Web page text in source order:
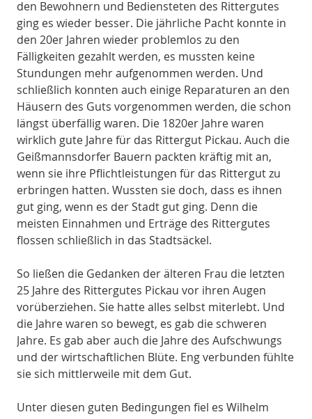
den Bewohnern und Bediensteten des Rittergutes
ging es wieder besser. Die jährliche Pacht konnte in
den 20er Jahren wieder problemlos zu den
Fälligkeiten gezahlt werden, es mussten keine
Stundungen mehr aufgenommen werden. Und
schließlich konnten auch einige Reparaturen an den
Häusern des Guts vorgenommen werden, die schon
längst überfällig waren. Die 1820er Jahre waren
wirklich gute Jahre für das Rittergut Pickau. Auch die
Geißmannsdorfer Bauern packten kräftig mit an,
wenn sie ihre Pflichtleistungen für das Rittergut zu
erbringen hatten. Wussten sie doch, dass es ihnen
gut ging, wenn es der Stadt gut ging. Denn die
meisten Einnahmen und Erträge des Rittergutes
flossen schließlich in das Stadtsäckel.
So ließen die Gedanken der älteren Frau die letzten
25 Jahre des Rittergutes Pickau vor ihren Augen
vorüberziehen. Sie hatte alles selbst miterlebt. Und
die Jahre waren so bewegt, es gab die schweren
Jahre. Es gab aber auch die Jahre des Aufschwungs
und der wirtschaftlichen Blüte. Eng verbunden fühlte
sie sich mittlerweile mit dem Gut.
Unter diesen guten Bedingungen fiel es Wilhelm